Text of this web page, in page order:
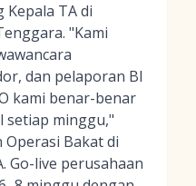
Kepala TA di
"Kami
dan pelaporan BI
kami benar-benar
setiap minggu,"
Bakat di
Go-live perusahaan